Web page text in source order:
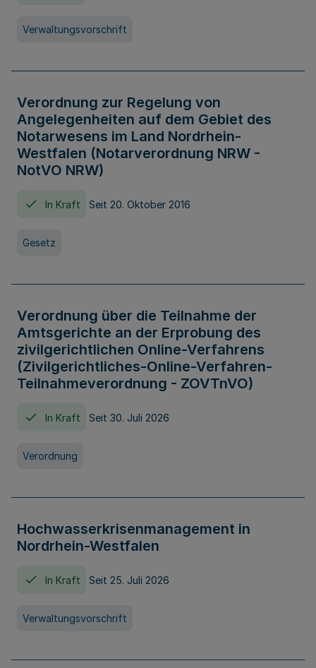
Verwaltungsvorschrift
Verordnung zur Regelung von
Angelegenheiten auf dem Gebiet des
Notarwesens im Land Nordrhein-
Westfalen (Notarverordnung NRW -
NotVO NRW)
In Kraft Seit 20. Oktober 2016
Gesetz
Verordnung über die Teilnahme der
Amtsgerichte an der Erprobung des
zivilgerichtlichen Online-Verfahrens
(Zivilgerichtliches-Online-Verfahren-
Teilnahmeverordnung - ZOVTnVO)
In Kraft Seit 30. Juli 2026
Verordnung
Hochwasserkrisenmanagement in
Nordrhein-Westfalen
In Kraft Seit 25. Juli 2026
Verwaltungsvorschrift